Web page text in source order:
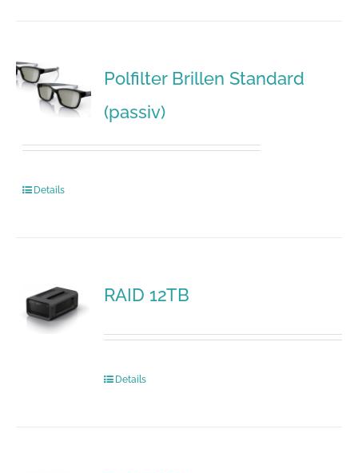
Polfilter Brillen Standard
(passiv)
Details
RAID 12TB
Details